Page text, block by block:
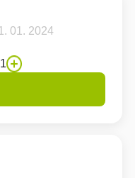
1